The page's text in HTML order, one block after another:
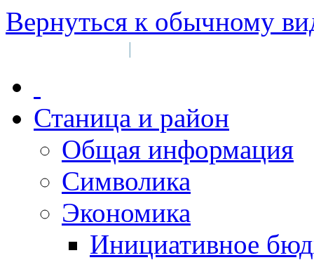
Вернуться к обычному
|
Станица и район
Общая информация
Символика
Экономика
Инициативное